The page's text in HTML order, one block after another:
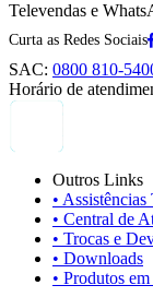
Televendas e
Curta as Redes Sociais
SAC: 0800 810-
Horário de
Outros Links
• Assistências
• Central de
• Trocas e
• Downloads
• Produtos